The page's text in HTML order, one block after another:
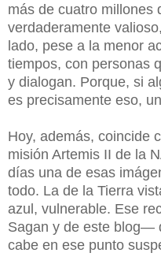
más de cuatro millones
verdaderamente
lado, pese a la menor
tiempos, con personas
y dialogan. Porque, si
es precisamente eso,
Hoy, además, coincide
misión Artemis II de la
días una de esas
todo. La de la Tierra
azul, vulnerable. Ese
Sagan y de este blog—
cabe en ese punto